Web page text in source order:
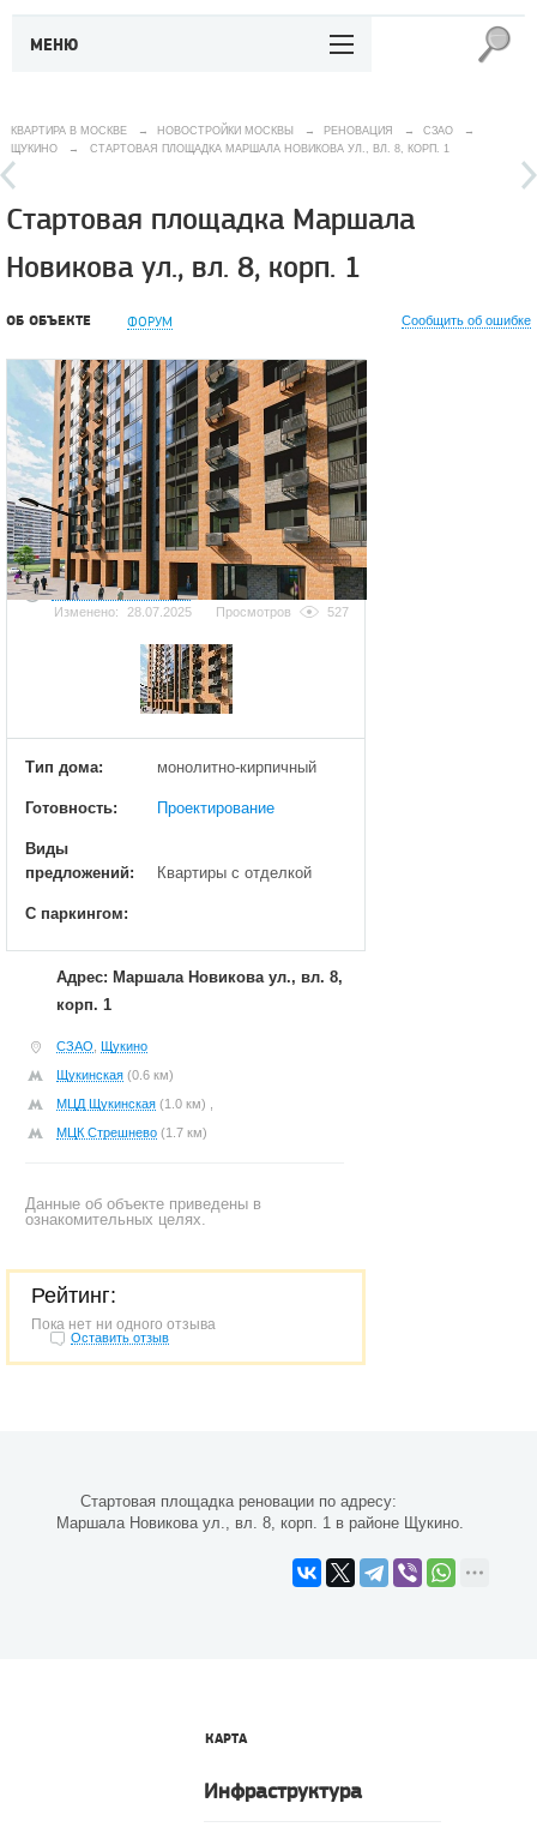
МЕНЮ
КВАРТИРА В МОСКВЕ → НОВОСТРОЙКИ МОСКВЫ → РЕНОВАЦИЯ → СЗАО
→
ЩУКИНО
→ СТАРТОВАЯ ПЛОЩАДКА МАРШАЛА НОВИКОВА УЛ., ВЛ. 8, КОРП. 1
Стартовая площадка Маршала
Новикова ул., вл. 8, корп. 1
ОБ ОБЪЕКТЕ ФОРУМ Сообщить об ошибке
Добавить фотографию
Изменено:
28.07.2025 Просмотров 527
Тип дома: монолитно-кирпичный
Готовность: Проектирование
Виды
предложений:
Квартиры с отделкой
С паркингом:
Адрес: Маршала Новикова ул., вл. 8,
корп. 1
СЗАО Щукино
Щукинская (0.6 км)
МЦД Щукинская (1.0 км) ,
МЦК Стрешнево (1.7 км)
Данные об объекте приведены в
ознакомительных целях.
Рейтинг:
Пока нет ни одного отзыва
Оставить отзыв
Стартовая площадка реновации по адресу:
Маршала Новикова ул., вл. 8, корп. 1 в районе Щукино.
КАРТА
Инфраструктура